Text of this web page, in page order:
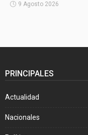
9 Agosto 2026
PRINCIPALES
Actualidad
Nacionales